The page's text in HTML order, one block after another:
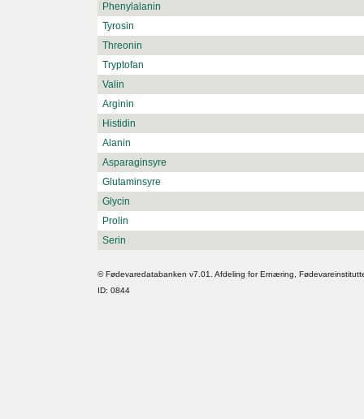
Phenylalanin
Tyrosin
Threonin
Tryptofan
Valin
Arginin
Histidin
Alanin
Asparaginsyre
Glutaminsyre
Glycin
Prolin
Serin
© Fødevaredatabanken v7.01. Afdeling for Ernæring,
ID: 0844